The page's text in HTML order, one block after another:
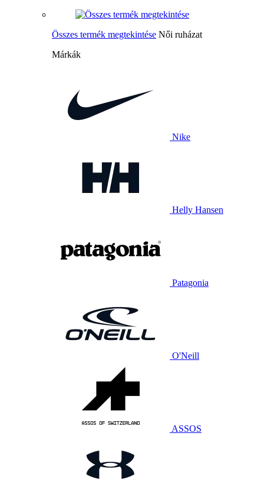
Összes termék megtekintése Női ruházat
Márkák
Nike
Helly Hansen
Patagonia
O'Neill
ASSOS